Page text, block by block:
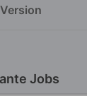
Jobs